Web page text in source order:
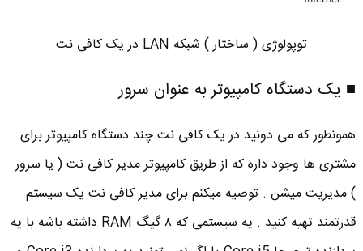
توپولوژی ( ساختار ) شبکه LAN در یک کافی نت
■ یک دستگاه کامپیوتر به عنوان سرور
همونطور که می دونید در یک کافی نت چند دستگاه کامپیوتر برای
مشتری ها وجود داره که از طریق کامپیوتر مدیر کافی نت ( یا سرور
) مدیریت میشن . توصیه میکنم برای مدیر کافی نت یک سیستم
قدرتمند تهیه کنید . یه سیستمی که ۸ گیگ RAM داشته باشه با یه